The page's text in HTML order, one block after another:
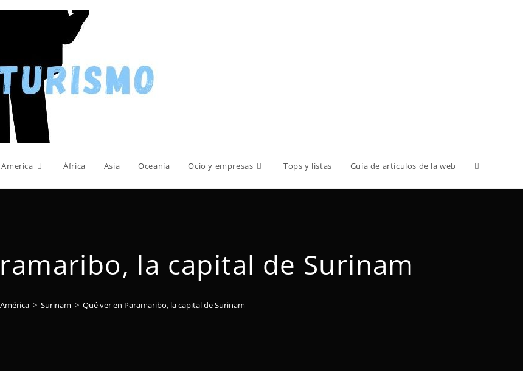
America África Asia Oceanía Ocio y empresas Tops y listas Guía de artículos de la web
la capital de Surinam
América > Surinam > Qué ver en Paramaribo, la capital de Surinam